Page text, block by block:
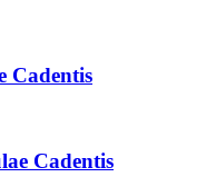
Cadentis
Cadentis